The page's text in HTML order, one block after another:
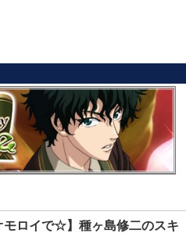
モロイで☆】種ヶ島修二のスキ